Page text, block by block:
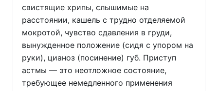
свистящие хрипы, слышимые на
расстоянии, кашель с трудно отделяемой
мокротой, чувство сдавления в груди,
вынужденное положение (сидя с упором на
руки), цианоз (посинение) губ. Приступ
астмы — это неотложное состояние,
требующее немедленного применения